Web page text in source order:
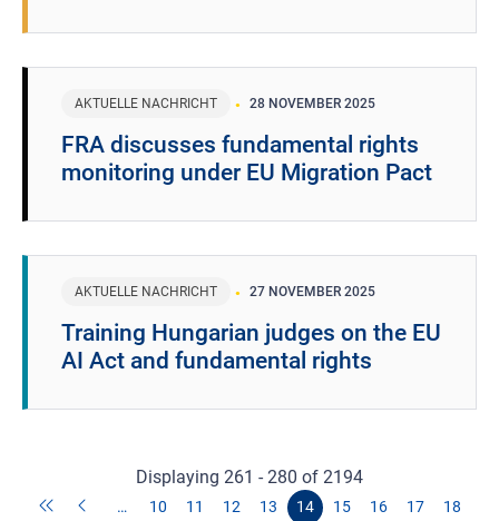
AKTUELLE NACHRICHT 28 NOVEMBER 2025
FRA discusses fundamental rights
monitoring under EU Migration Pact
AKTUELLE NACHRICHT 27 NOVEMBER 2025
Training Hungarian judges on the EU
AI Act and fundamental rights
Displaying 261 - 280 of 2194
… 10 11 12 13 14 15 16 17
18